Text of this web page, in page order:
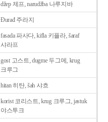
džep 제프, narudžba 나루지바
Ðurađ 주라지
fasada 파사다, kifla 키플라, šaraf
샤라프
gost 고스트, dugme 두그메, krug
크루그
hitan 히탄, šah 샤흐
korist 코리스트, krug 크루그, jastuk
야스투크